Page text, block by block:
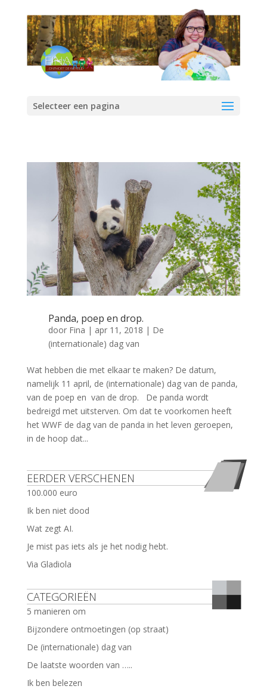
Selecteer een pagina
Panda, poep en drop.
door Fina | apr 11, 2018 | De
(internationale) dag van
Wat hebben die met elkaar te maken? De datum,
namelijk 11 april, de (internationale) dag van de panda,
van de poep en van de drop. De panda wordt
bedreigd met uitsterven. Om dat te voorkomen heeft
het WWF de dag van de panda in het leven geroepen,
in de hoop dat...
EERDER VERSCHENEN
100.000 euro
Ik ben niet dood
Wat zegt AI.
Je mist pas iets als je het nodig hebt.
Via Gladiola
CATEGORIEËN
5 manieren om
Bijzondere ontmoetingen (op straat)
De (internationale) dag van
De laatste woorden van …..
Ik ben belezen